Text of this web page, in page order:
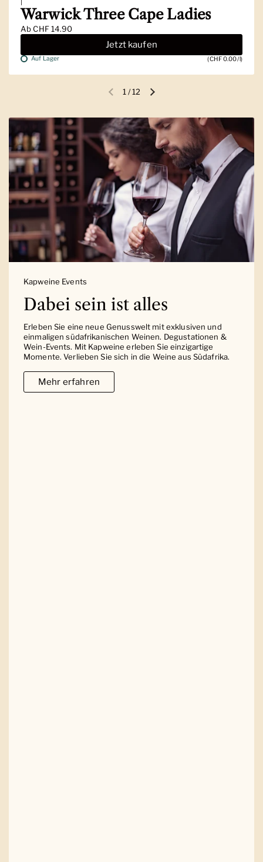
Warwick Three Cape Ladies
AbCHF 14.90
Jetzt kaufen
Auf Lager (CHF 0.00/l)
Vorherige FolieNächste Folie
1/12
Kapweine Events
Dabei sein ist alles
Erleben Sie eine neue Genusswelt mit exklusiven und
einmaligen südafrikanischen Weinen. Degustationen &
Wein-Events. Mit Kapweine erleben Sie einzigartige
Momente. Verlieben Sie sich in die Weine aus Südafrika.
Mehr erfahren